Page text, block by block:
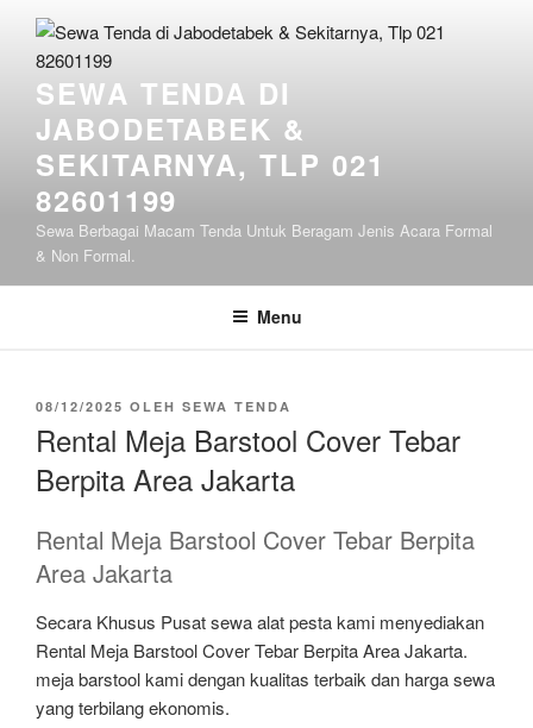
Lompat
konten
SEWA TENDA DI
JABODETABEK &
SEKITARNYA, TLP 021
82601199
Sewa Berbagai Macam Tenda Untuk Beragam Jenis Acara Formal
& Non Formal.
Menu
DIPOSKAN
08/12/2025 OLEH SEWA TENDA
Rental Meja Barstool Cover Tebar
Berpita Area Jakarta
Rental Meja Barstool Cover Tebar Berpita
Area Jakarta
Secara Khusus Pusat sewa alat pesta kami menyediakan
Rental Meja Barstool Cover Tebar Berpita Area Jakarta.
meja barstool kami dengan kualitas terbaik dan harga sewa
yang terbilang ekonomis.